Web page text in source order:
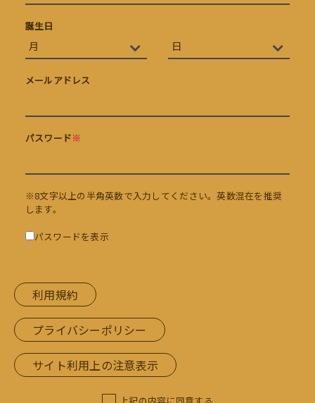
誕生日
メールアドレス
パスワード※
※8文字以上の半角英数で入力してください。英数混在を推奨
します。
パスワードを表示
利用規約
プライバシーポリシー
サイト利用上の注意表示